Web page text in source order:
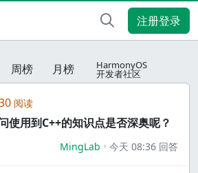
注册登录
周榜 月榜 HarmonyOS
开发者社区
阅读
使用到C++的知识点是否深奥呢？
MingLab 今天 08:36 回答